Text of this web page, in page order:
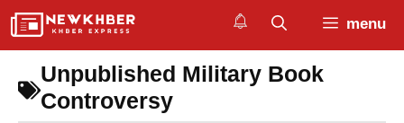
Skip
menu
Unpublished Military Book
Controversy